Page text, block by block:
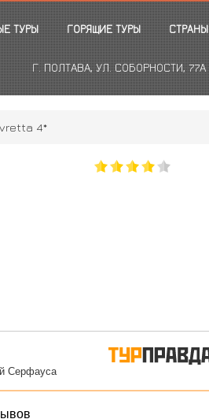
ТУРЫ ГОРЯЩИЕ ТУРЫ СТРАНЫ
Г. ПОЛТАВА, УЛ. СОБОРНОСТИ, 77А
4*